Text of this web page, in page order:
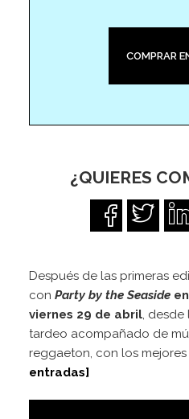
COMPRAR
¿QUIERES
Después de las primeras
con Party by the Seaside
viernes 29 de abril ,
tardeo acompañado de
reggaeton, con los mejores
entradas]